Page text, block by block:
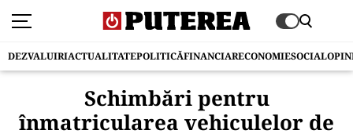
DEZVALUIRIACTUALITATEPOLITICĂFINANCIARECONOMIESOCIAL
Schimbări pentru
înmatricularea vehiculelor de